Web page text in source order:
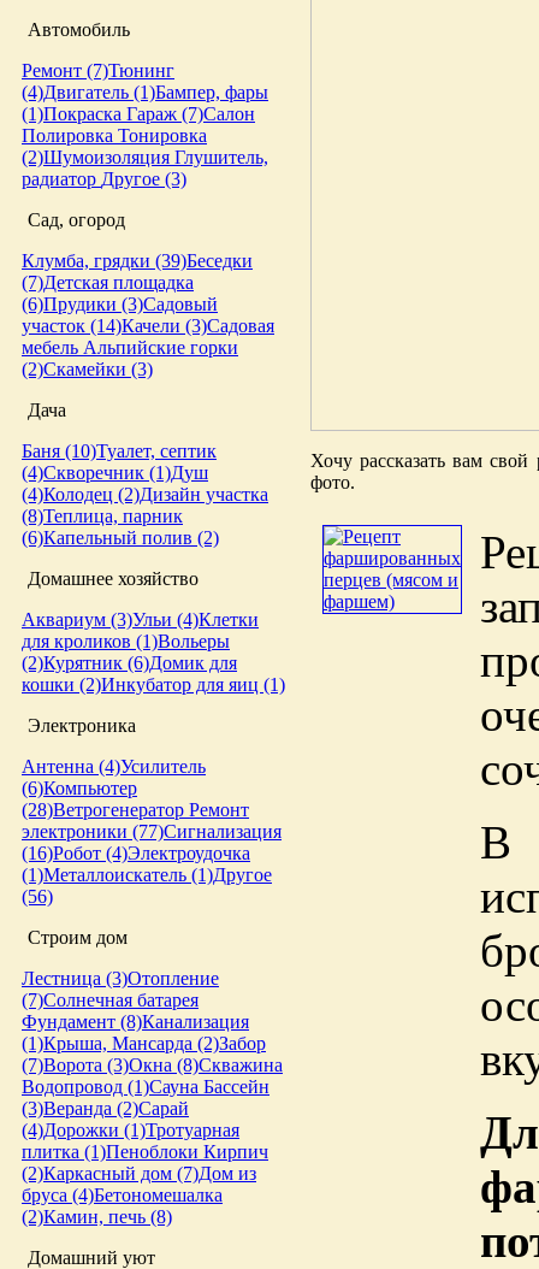
Автомобиль
Ремонт (7)Тюнинг
(4)Двигатель (1)Бампер, фары
(1)Покраска Гараж (7)Салон
Полировка Тонировка
(2)Шумоизоляция Глушитель,
радиатор Другое (3)
Сад, огород
Клумба, грядки (39)Беседки
(7)Детская площадка
(6)Прудики (3)Садовый
участок (14)Качели (3)Садовая
мебель Альпийские горки
(2)Скамейки (3)
Дача
Баня (10)Туалет, септик
(4)Скворечник (1)Душ
(4)Колодец (2)Дизайн участка
(8)Теплица, парник
(6)Капельный полив (2)
Домашнее хозяйство
Аквариум (3)Ульи (4)Клетки
для кроликов (1)Вольеры
(2)Курятник (6)Домик для
кошки (2)Инкубатор для яиц (1)
Электроника
Антенна (4)Усилитель
(6)Компьютер
(28)Ветрогенератор Ремонт
электроники (77)Сигнализация
(16)Робот (4)Электроудочка
(1)Металлоискатель (1)Другое
(56)
Строим дом
Лестница (3)Отопление
(7)Солнечная батарея
Фундамент (8)Канализация
(1)Крыша, Мансарда (2)Забор
(7)Ворота (3)Окна (8)Скважина
Водопровод (1)Сауна Бассейн
(3)Веранда (2)Сарай
(4)Дорожки (1)Тротуарная
плитка (1)Пеноблоки Кирпич
(2)Каркасный дом (7)Дом из
бруса (4)Бетономешалка
(2)Камин, печь (8)
Домашний уют
Хочу рассказать вам
фото.
В